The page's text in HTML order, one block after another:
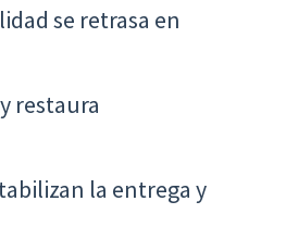
se retrasa en
restaura
la entrega y